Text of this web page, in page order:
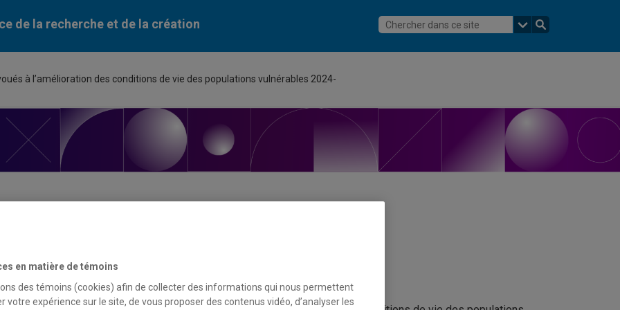
de la recherche et de la création
à l’amélioration des conditions de vie des populations vulnérables 2024-
de financement
programme
en matière de témoins
des témoins (cookies) afin de collecter des informations qui nous permettent
votre expérience sur le site, de vous proposer des contenus vidéo, d’analyser les